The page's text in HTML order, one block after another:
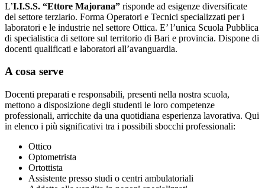
L’I.I.S.S. “Ettore Majorana” risponde ad esigenze diversificate
del settore terziario. Forma Operatori e Tecnici specializzati per i
laboratori e le industrie nel settore Ottica. E’ l’unica Scuola Pubblica
di specialistica di settore sul territorio di Bari e provincia. Dispone di
docenti qualificati e laboratori all’avanguardia.
A cosa serve
Docenti preparati e responsabili, presenti nella nostra scuola,
mettono a disposizione degli studenti le loro competenze
professionali, arricchite da una quotidiana esperienza lavorativa. Qui
in elenco i più significativi tra i possibili sbocchi professionali:
Ottico
Optometrista
Ortottista
Assistente presso studi o centri ambulatoriali